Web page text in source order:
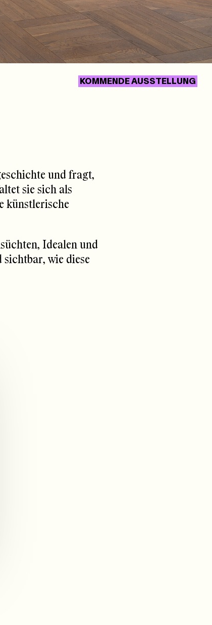
KOMMENDE AUSSTELLUNG
und fragt,
sie sich als
künstlerische
Idealen und
wie diese